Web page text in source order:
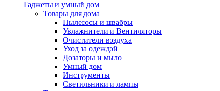
Гаджеты и умный дом
Товары для дома
Пылесосы и швабры
Увлажнители и Вентиляторы
Очистители воздуха
Уход за одеждой
Дозаторы и мыло
Умный дом
Инструменты
Светильники и лампы